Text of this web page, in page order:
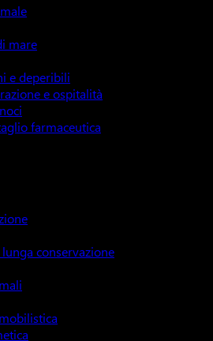
mare
e deperibili
e ospitalità
farmaceutica
conservazione